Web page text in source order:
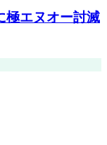
極エヌオー討滅